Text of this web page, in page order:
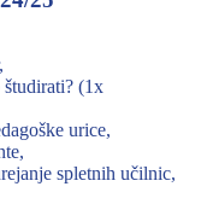
študirati? (1x
urice,
spletnih učilnic,